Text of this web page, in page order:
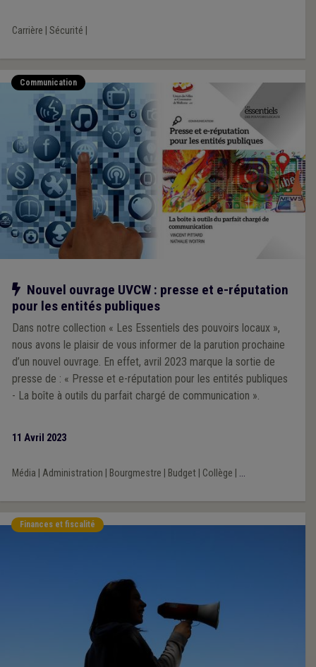
Carrière Sécurité
Communication
Notre action
Nouvel ouvrage UVCW : presse et e-réputation
pour les entités publiques
Dans notre collection « Les Essentiels des pouvoirs locaux »,
nous avons le plaisir de vous informer de la parution prochaine
d’un nouvel ouvrage. En effet, avril 2023 marque la sortie de
presse de : « Presse et e-réputation pour les entités publiques
- La boîte à outils du parfait chargé de communication ».
11 Avril 2023
Média Administration Bourgmestre Budget| Collège ...
Finances et fiscalité